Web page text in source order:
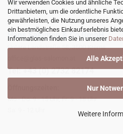
Wir verwenden Cookies und ähnliche
Drittanbietern, um die ordentliche
gewährleisten, die Nutzung unseres
ein bestmögliches Einkaufserlebnis
Informationen finden Sie in unserer
Alle
Nur
Weitere
Hans Salomon & Co GmbH
Untere Landstraße 58, 3500 Krems
​Tel: +43 (0) 2732 82174
Mo - Do: 9 - 15 Uhr, Fr: 9 - 18 Uhr